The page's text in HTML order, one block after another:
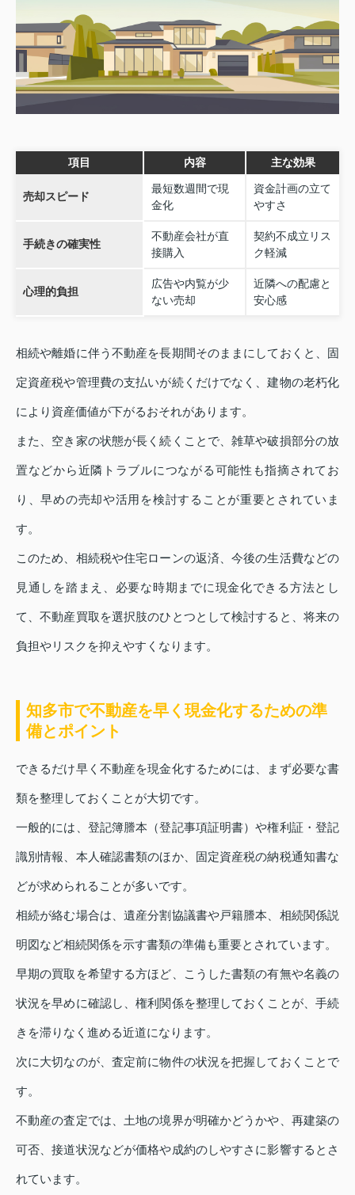
項目 内容 主な効果
売却スピード
最短数週間で現
金化
資金計画の立て
やすさ
手続きの確実性
不動産会社が直
接購入
契約不成立リス
ク軽減
心理的負担
広告や内覧が少
ない売却
近隣への配慮と
安心感
相続や離婚に伴う不動産を長期間そのままにしておくと、固
定資産税や管理費の支払いが続くだけでなく、建物の老朽化
により資産価値が下がるおそれがあります。
また、空き家の状態が長く続くことで、雑草や破損部分の放
置などから近隣トラブルにつながる可能性も指摘されてお
り、早めの売却や活用を検討することが重要とされていま
す。
このため、相続税や住宅ローンの返済、今後の生活費などの
見通しを踏まえ、必要な時期までに現金化できる方法とし
て、不動産買取を選択肢のひとつとして検討すると、将来の
負担やリスクを抑えやすくなります。
知多市で不動産を早く現金化するための準
備とポイント
できるだけ早く不動産を現金化するためには、まず必要な書
類を整理しておくことが大切です。
一般的には、登記簿謄本（登記事項証明書）や権利証・登記
識別情報、本人確認書類のほか、固定資産税の納税通知書な
どが求められることが多いです。
相続が絡む場合は、遺産分割協議書や戸籍謄本、相続関係説
明図など相続関係を示す書類の準備も重要とされています。
早期の買取を希望する方ほど、こうした書類の有無や名義の
状況を早めに確認し、権利関係を整理しておくことが、手続
きを滞りなく進める近道になります。
次に大切なのが、査定前に物件の状況を把握しておくことで
す。
不動産の査定では、土地の境界が明確かどうかや、再建築の
可否、接道状況などが価格や成約のしやすさに影響するとさ
れています。